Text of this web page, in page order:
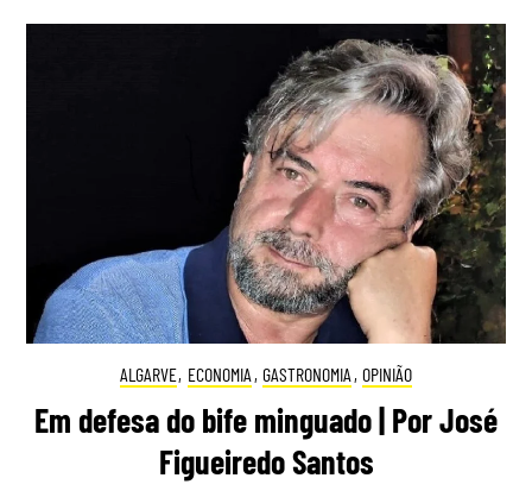
ALGARVE, ECONOMIA , GASTRONOMIA , OPINIÃO
Em defesa do bife minguado | Por José
Figueiredo Santos